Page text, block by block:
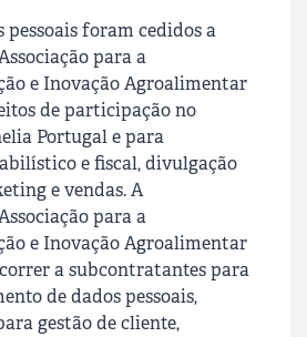
pessoais foram cedidos a
para a
e Inovação Agroalimentar
de participação no
Portugal e para
e fiscal, divulgação
e vendas. A
para a
e Inovação Agroalimentar
a subcontratantes para
de dados pessoais,
gestão de cliente,